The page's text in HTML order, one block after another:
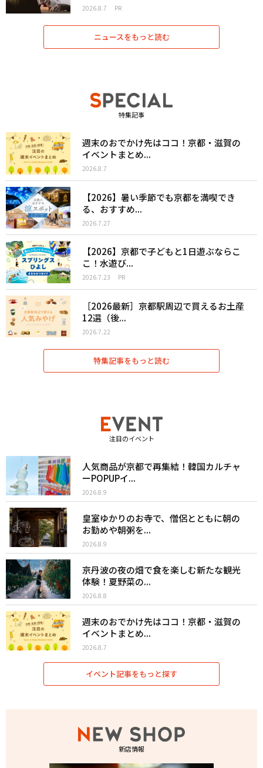
2026.8.7 PR
ニュースをもっと読む
特集記事
週末のおでかけ先はココ！京都・滋賀の
イベントまとめ...
2026.8.7
【2026】暑い季節でも京都を満喫でき
る、おすすめ...
2026.7.27
【2026】京都で子どもと1日遊ぶならこ
こ！水遊び...
2026.7.23 PR
［2026最新］京都駅周辺で買えるお土産
12選（後...
2026.7.22
特集記事をもっと読む
注目のイベント
人気商品が京都で再集結！韓国カルチャ
ーPOPUPイ...
2026.8.9
皇室ゆかりのお寺で、僧侶とともに朝の
お勤めや朝粥を...
2026.8.9
京丹波の夜の畑で食を楽しむ新たな観光
体験！夏野菜の...
2026.8.8
週末のおでかけ先はココ！京都・滋賀の
イベントまとめ...
2026.8.7
イベント記事をもっと探す
新店情報